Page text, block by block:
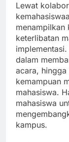
Lewat
menampilkan
keterlibatan
dalam
acara, hingga
kemampuan
mahasiswa.
mahasiswa
kampus.